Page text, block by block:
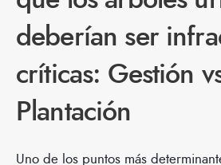
deberían ser
críticas: Gestión
Plantación
Uno de los puntos más